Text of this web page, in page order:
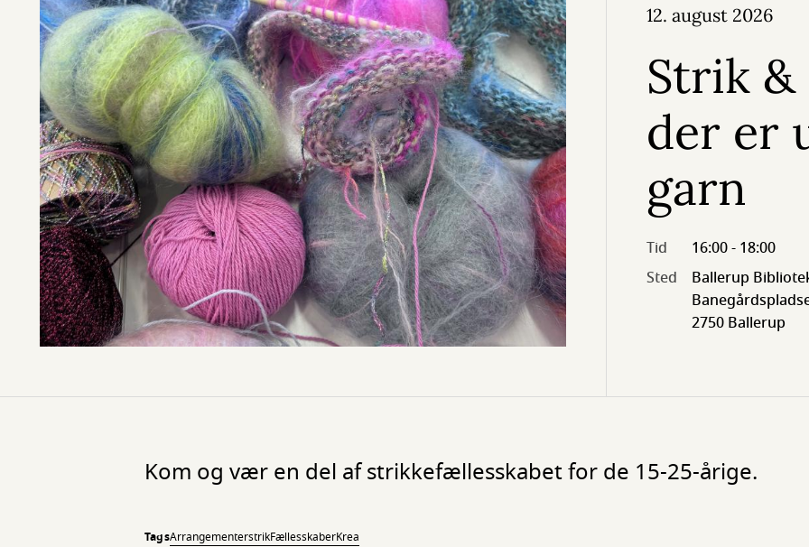
12. august 2026
Strik &
der er
garn
Tid
16:00 - 18:00
Sted
Ballerup
2750 Ballerup
Kom og vær en del af strikkefællesskabet for de 15-25-årige.
TagsArrangementerstrikFællesskaberKrea